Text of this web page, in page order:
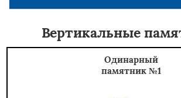
Вертикальные
Одинарный
памятник №1